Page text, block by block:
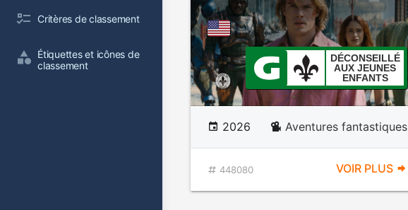
Critères de classement
Étiquettes et icônes de
classement
DÉCONSEILLÉ
AUX JEUNES
ENFANTS
2026 Aventures fantastiques
448080 VOIR PLUS